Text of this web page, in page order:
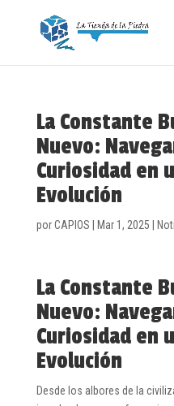
La Constante
Nuevo:
Curiosidad en
Evolución
porCAPIOS Mar 1, 2025
La Constante
Nuevo:
Curiosidad en
Evolución
Desde los albores de la